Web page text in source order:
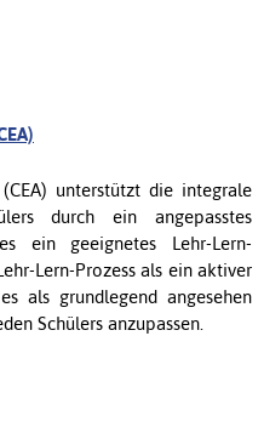
unterstützt die integrale
durch ein angepasstes
ein geeignetes Lehr-Lern-
Lern-Prozess als ein aktiver
als grundlegend angesehen
Schülers anzupassen.